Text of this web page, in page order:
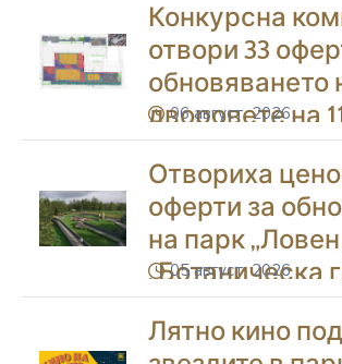
Конкурсна
отвори 33
обновяването
дворовете на
училища в
icon
06 август, 2026
Отвориха
оферти за
на парк
„Ботаническа
в Благоевград
icon
05 август, 2026
Лятно кино под